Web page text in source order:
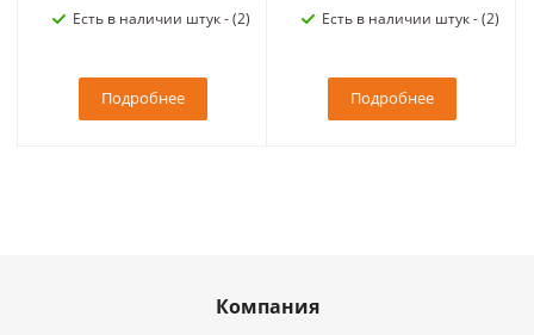
Есть в наличии штук - (2)
Подробнее
Есть в наличии штук - (2)
Подробнее
Компания